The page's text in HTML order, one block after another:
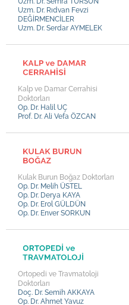
Uzm. Dr. Bülent ÜNLÜ
Uzm. Dr. Hasan ÇAMURLU
Uzm. Dr. Mehmet AYDINLI
Uzm. Dr. Öznur TUFANER
Uzm. Dr. Ayşe Merve GÜLDÜN
Uzm. Dr. Tufan TÜRK
Uzm. Dr. Mustafa BÜLBÜL
Uzm. Kl. Fatih YILMAZ
Uzm. Dr. Rıdvan Fevzi
DEĞİRMENCİLER
Uzm. Dr. Serdar AYMELEK
Kalp ve Damar Cerrahisi
Doktorları
Op. Dr. Halil UÇ
Prof. Dr. Ali Vefa ÖZCAN
Kulak Burun Boğaz Doktorları
Op. Dr. Melih ÜSTEL
Op. Dr. Derya KAYA
Op. Dr. Erol GÜLDÜN
Op. Dr. Enver SORKUN
Ortopedi ve Travmatoloji
Doktorları
Doç. Dr. Semih AKKAYA
Op. Dr. Ahmet Yavuz